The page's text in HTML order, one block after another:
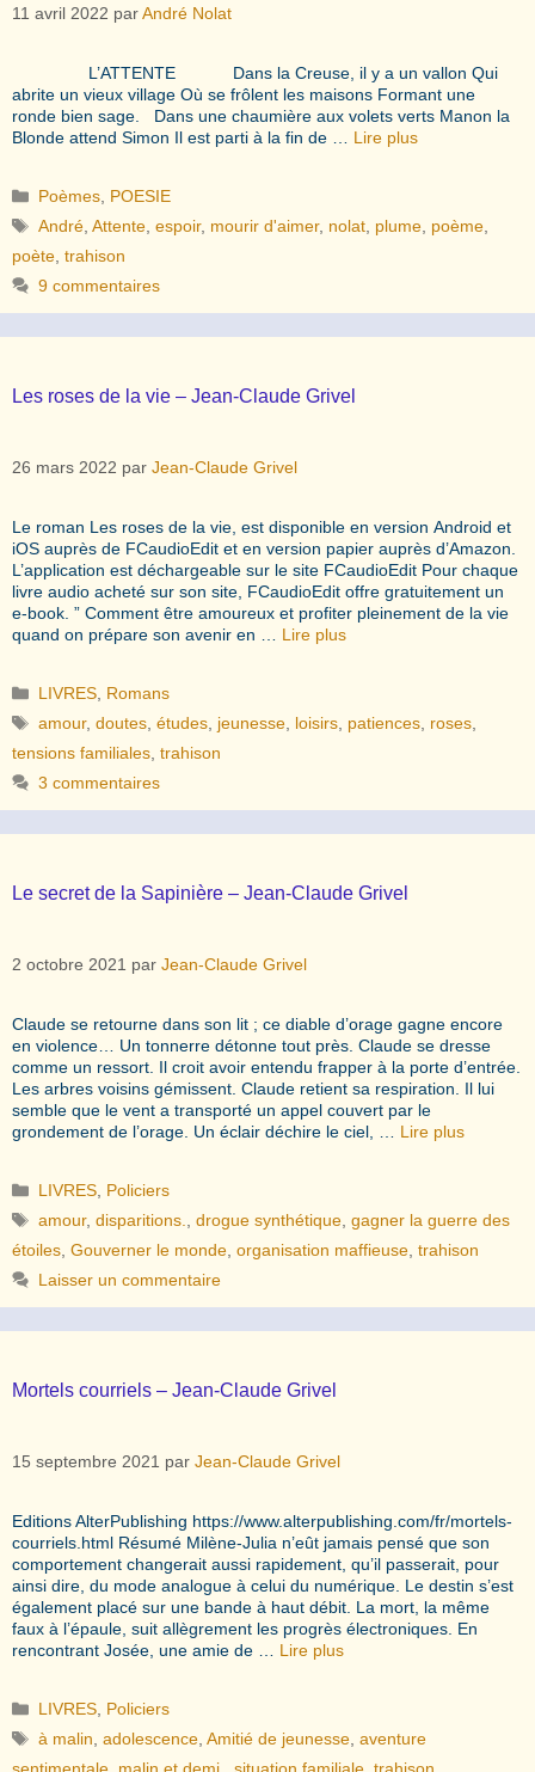
11 avril 2022 parAndré Nolat
L’ATTENTE Dans la Creuse, il y a un vallon Qui
abrite un vieux village Où se frôlent les maisons Formant une
ronde bien sage. Dans une chaumière aux volets verts Manon la
Blonde attend Simon Il est parti à la fin de … Lire plus
Catégories
Poèmes POESIE
Étiquettes
André ,Attente ,espoir, mourir d'aimer, nolat plume poème
poète trahison
9 commentaires
Les roses de la vie – Jean-Claude Grivel
26 mars 2022 par Jean-Claude Grivel
Le roman Les roses de la vie, est disponible en version Android et
iOS auprès de FCaudioEdit et en version papier auprès d’Amazon.
L’application est déchargeable sur le site FCaudioEdit Pour chaque
livre audio acheté sur son site, FCaudioEdit offre gratuitement un
e-book. ” Comment être amoureux et profiter pleinement de la vie
quand on prépare son avenir en … Lire plus
Catégories
LIVRES Romans
Étiquettes
amour,doutes ,études jeunesse loisirs patiences roses
tensions familiales trahison
3 commentaires
Le secret de la Sapinière – Jean-Claude Grivel
2 octobre 2021 par Jean-Claude Grivel
Claude se retourne dans son lit ; ce diable d’orage gagne encore
en violence… Un tonnerre détonne tout près. Claude se dresse
comme un ressort. Il croit avoir entendu frapper à la porte d’entrée.
Les arbres voisins gémissent. Claude retient sa respiration. Il lui
semble que le vent a transporté un appel couvert par le
grondement de l’orage. Un éclair déchire le ciel, … Lire plus
Catégories
LIVRES Policiers
Étiquettes
amour,disparitions. ,drogue synthétique ,gagner la guerre des
étoiles Gouverner le monde organisation maffieuse trahison
Laisser un commentaire
Mortels courriels – Jean-Claude Grivel
15 septembre 2021 par Jean-Claude Grivel
Editions AlterPublishing https://www.alterpublishing.com/fr/mortels-
courriels.html Résumé Milène-Julia n’eût jamais pensé que son
comportement changerait aussi rapidement, qu’il passerait, pour
ainsi dire, du mode analogue à celui du numérique. Le destin s’est
également placé sur une bande à haut débit. La mort, la même
faux à l’épaule, suit allègrement les progrès électroniques. En
rencontrant Josée, une amie de … Lire plus
Catégories
LIVRES Policiers
Étiquettes
à malin ,adolescence ,Amitié de jeunesse ,aventure